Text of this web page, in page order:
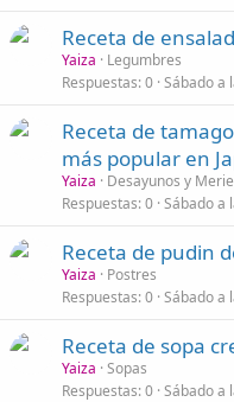
Receta de
Yaiza
Legumbres
Respuestas 0 Sábado a
Receta de
más popular en
Yaiza
Desayunos y
Respuestas 0 Sábado a
Receta de pudin
Yaiza
Postres
Respuestas 0 Sábado a
Receta de sopa
Yaiza Sopas
Respuestas 0 Sábado a